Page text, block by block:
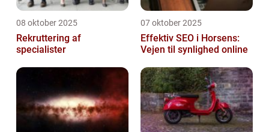
08 oktober 2025
Rekruttering af
specialister
07 oktober 2025
Effektiv SEO i Horsens:
Vejen til synlighed online